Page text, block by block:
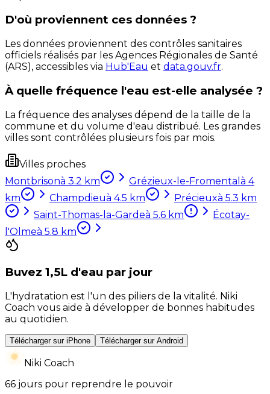
D'où proviennent ces données ?
Les données proviennent des contrôles sanitaires
officiels réalisés par les Agences Régionales de Santé
(ARS), accessibles via Hub'Eau et data.gouv.fr.
À quelle fréquence l'eau est-elle analysée ?
La fréquence des analyses dépend de la taille de la
commune et du volume d'eau distribué. Les grandes
villes sont contrôlées plusieurs fois par mois.
Villes proches
Montbrisonà 3.2 km Grézieux-le-Fromental à 4
km
Champdieuà 4.5 km Précieuxà 5.3 km
Saint-Thomas-la-Gardeà 5.6 km
Écotay-
l'Olmeà 5.8 km
Buvez 1,5L d'eau par jour
L'hydratation est l'un des piliers de la vitalité. Niki
Coach vous aide à développer de bonnes habitudes
au quotidien.
Télécharger sur iPhone Télécharger sur Android
Niki Coach
66 jours pour reprendre le pouvoir